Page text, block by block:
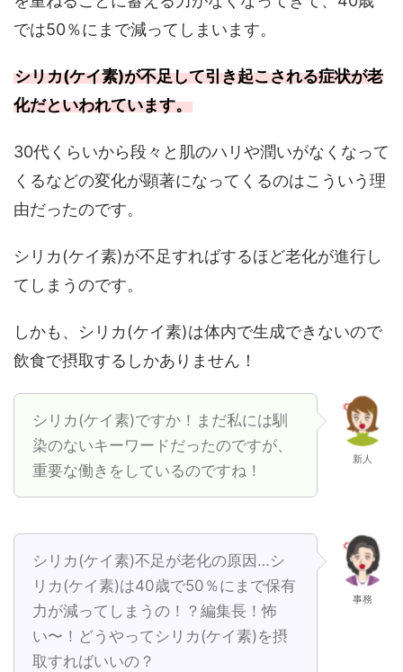
では50％にまで減ってしまいます。
シリカ(ケイ素)が不足して引き起こされる症状が老
化だといわれています。
30代くらいから段々と肌のハリや潤いがなくなって
くるなどの変化が顕著になってくるのはこういう理
由だったのです。
シリカ(ケイ素)が不足すればするほど老化が進行し
てしまうのです。
しかも、シリカ(ケイ素)は体内で生成できないので
飲食で摂取するしかありません！
シリカ(ケイ素)ですか！まだ私には馴
染のないキーワードだったのですが、
重要な働きをしているのですね！
新人
シリカ(ケイ素)不足が老化の原因…シ
リカ(ケイ素)は40歳で50％にまで保有
力が減ってしまうの！？編集長！怖
い〜！どうやってシリカ(ケイ素)を摂
取すればいいの？
事務